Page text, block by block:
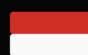
Attention, le
Ne vous faites